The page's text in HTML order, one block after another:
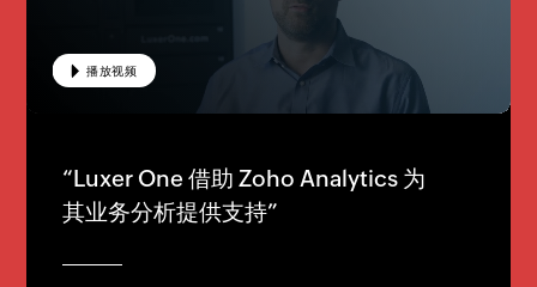
播放视频
“Luxer One 借助 Zoho Analytics 为
其业务分析提供支持”
播放视频
播放视频